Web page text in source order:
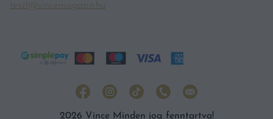
teszt@vincemagazin.hu
2026 Vince Minden jog fenntartva!